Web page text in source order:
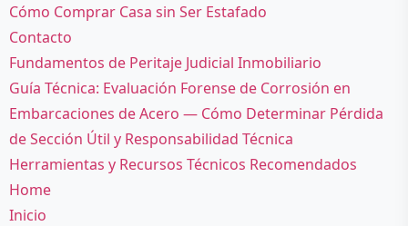
Cómo Comprar Casa sin Ser Estafado
Contacto
Fundamentos de Peritaje Judicial Inmobiliario
Guía Técnica: Evaluación Forense de Corrosión en
Embarcaciones de Acero — Cómo Determinar Pérdida
de Sección Útil y Responsabilidad Técnica
Herramientas y Recursos Técnicos Recomendados
Home
Inicio